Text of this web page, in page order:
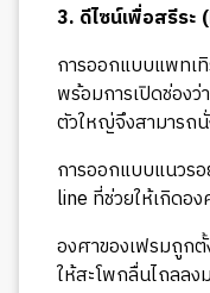
3. ดีไซน์เพื่อสรีร
การออกแบบแพทเ
พร้อมการเปิดช่อง
ตัวใหญ่จึงสามารถ
การออกแบบแนวร
line ที่ช่วยให้เกิดอ
องศาของเฟรมถูก
ให้สะโพกลื่นไถลลง